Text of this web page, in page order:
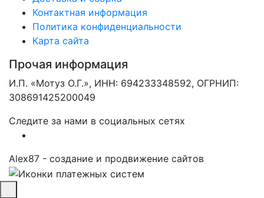
Контактная информация
Политика конфиденциальности
Карта сайта
Прочая информация
И.П. «Мотуз О.Г.», ИНН: 694233348592, ОГРНИП:
308691425200049
Следите за нами в социальных сетях
Alex87 - создание и продвижение сайтов